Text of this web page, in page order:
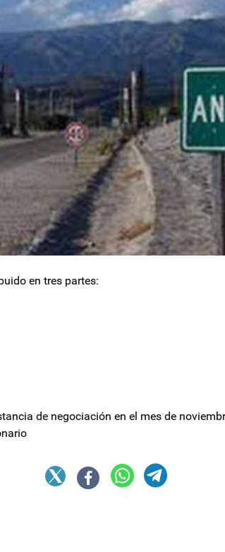
en tres partes:
de negociación en el mes de